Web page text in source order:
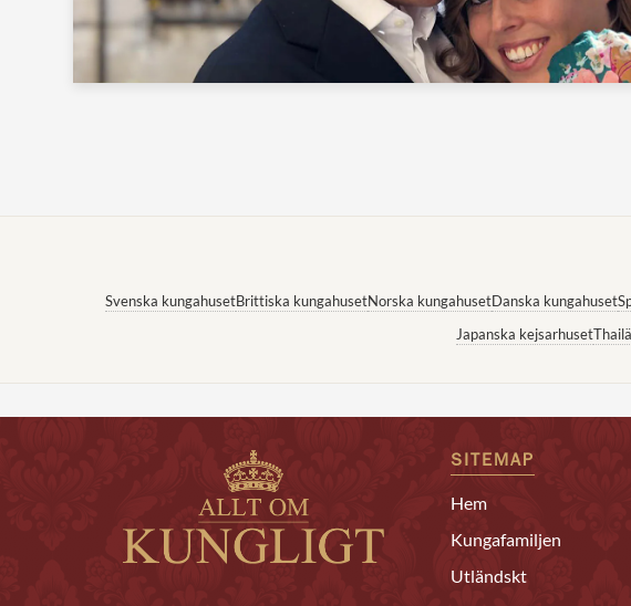
Svenska kungahusetBrittiska kungahusetNorska kungahusetDanska kungahuset
Japanska kejsarhuset
SITEMAP
Hem
Kungafamiljen
Utländskt